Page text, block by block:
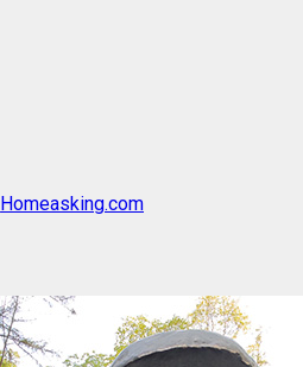
Homeasking.com